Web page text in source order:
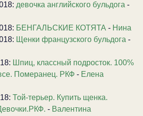
девочка английского бульдога -
БЕНГАЛЬСКИЕ КОТЯТА - Нина
Щенки французского бульдога -
Шпиц, классный подросток. 100%
Померанец. РКФ - Елена
Той-терьер. Купить щенка.
- Валентина